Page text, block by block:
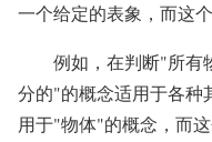
一个给定的表象，而这
例如，在判断"所有
分的"的概念适用于各种
用于"物体"的概念，而